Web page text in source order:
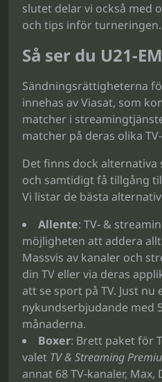
slutet delar vi också med
och tips inför turneringen.
Så ser du U21-
Sändningsrättigheterna
innehas av Viasat, som
matcher i
matcher på deras olika
Det finns dock
och samtidigt få tillgång
Vi listar de bästa
Allente: TV- &
möjligheten att addera
Massvis av kanaler och
din TV eller via deras
att se sport på TV. Just
nykundserbjudande med
månaderna.
Boxer: Brett paket för
valet TV & Streaming
annat 68 TV-kanaler, Max,